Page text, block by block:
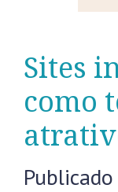
Sites
como